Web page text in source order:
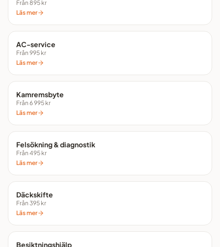
Från 895 kr
Läs mer
AC-service
Från 995 kr
Läs mer
Kamremsbyte
Från 6 995 kr
Läs mer
Felsökning & diagnostik
Från 495 kr
Läs mer
Däckskifte
Från 395 kr
Läs mer
Besiktningshjälp